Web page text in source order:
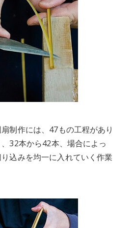
制作には、47もの工程があり
32本から42本、場合によっ
込みを均一に入れていく作業